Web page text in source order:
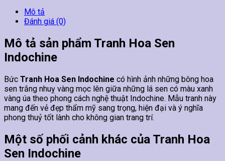
Mô tả
Đánh giá (0)
Mô tả sản phẩm Tranh Hoa Sen
Indochine
Bức Tranh Hoa Sen Indochine có hình ảnh những bông hoa
sen trắng nhuỵ vàng mọc lên giữa những lá sen có màu xanh
vàng úa theo phong cách nghệ thuật Indochine. Mẫu tranh này
mang đến vẻ đẹp thẩm mỹ sang trọng, hiện đại và ý nghĩa
phong thuỷ tốt lành cho không gian trang trí.
Một số phối cảnh khác của Tranh Hoa
Sen Indochine